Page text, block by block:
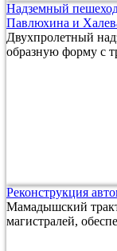
Надземный
Павлюхина и
Двухпролетный
образную форму с
Реконструкция
Мамадышский
магистралей,